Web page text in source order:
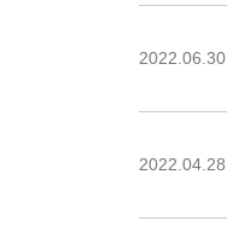
2022.06.30
2022.04.28